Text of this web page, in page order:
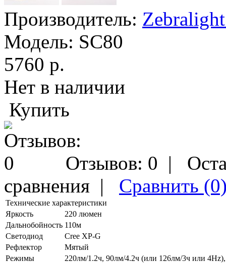
Производитель:
Модель: SC80
5760 р.
Нет в наличии
Купить
Отзывов: 0 |
сравнения | Сравнить
Технические характеристики
Яркость
220 люмен
Дальнобойность 110м
Светодиод
Cree XP-G
Рефлектор
Мятый
Режимы
220лм/1.2ч, 90лм/4.2ч (или 126лм/3ч или